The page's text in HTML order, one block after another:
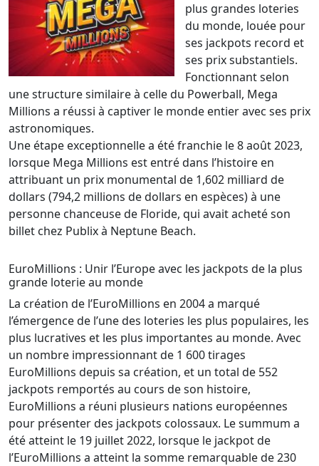
plus grandes loteries
du monde, louée pour
ses jackpots record et
ses prix substantiels.
Fonctionnant selon
une structure similaire à celle du Powerball, Mega
Millions a réussi à captiver le monde entier avec ses prix
astronomiques.
Une étape exceptionnelle a été franchie le 8 août 2023,
lorsque Mega Millions est entré dans l’histoire en
attribuant un prix monumental de 1,602 milliard de
dollars (794,2 millions de dollars en espèces) à une
personne chanceuse de Floride, qui avait acheté son
billet chez Publix à Neptune Beach.
EuroMillions : Unir l’Europe avec les jackpots de la plus
grande loterie au monde
La création de l’EuroMillions en 2004 a marqué
l’émergence de l’une des loteries les plus populaires, les
plus lucratives et les plus importantes au monde. Avec
un nombre impressionnant de 1 600 tirages
EuroMillions depuis sa création, et un total de 552
jackpots remportés au cours de son histoire,
EuroMillions a réuni plusieurs nations européennes
pour présenter des jackpots colossaux. Le summum a
été atteint le 19 juillet 2022, lorsque le jackpot de
l’EuroMillions a atteint la somme remarquable de 230